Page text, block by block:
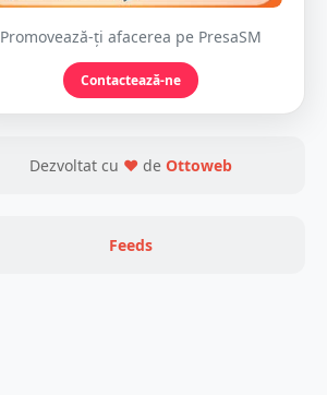
Promovează-ți afacerea pe PresaSM
Contactează-ne
Dezvoltat cu ❤ de Ottoweb
Feeds